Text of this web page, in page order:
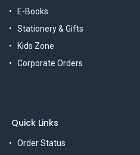
E-Books
Stationery & Gifts
Kids Zone
Corporate Orders
Quick Links
Order Status